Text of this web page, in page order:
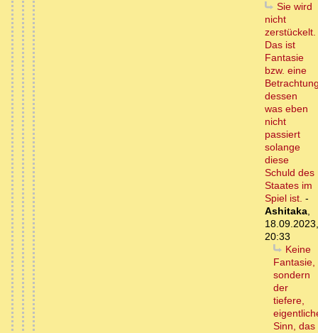
Sie wird
nicht
zerstückelt.
Das ist
Fantasie
bzw. eine
dessen
was eben
nicht
passiert
solange
diese
Schuld des
Staates im
Spiel ist. -
Ashitaka,
18.09.2023,
20:33
Keine
Fantasie,
sondern
der
tiefere,
Sinn, das